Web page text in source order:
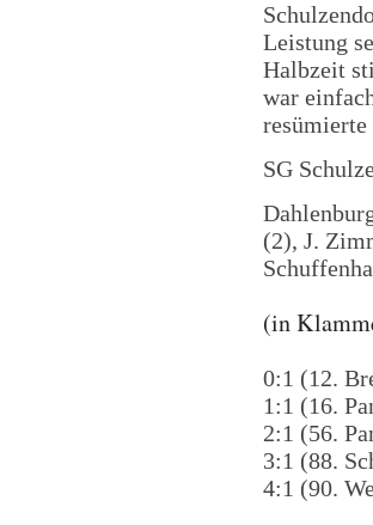
Leistung
Halbzeit
war
resümierte
SG
(2), J.
(in
0:1 (12.
1:1 (16.
2:1 (56.
3:1 (88.
4:1 (90.